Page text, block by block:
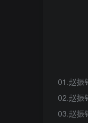
01.赵振
02.赵振
03.赵振